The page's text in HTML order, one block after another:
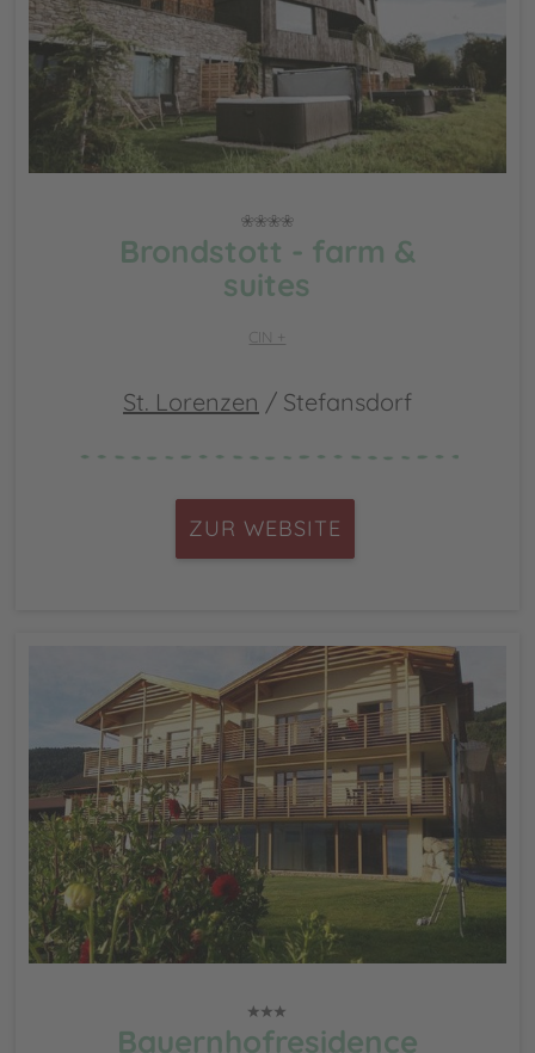
Brondstott - farm &
suites
CIN +
St. Lorenzen / Stefansdorf
ZUR WEBSITE
Bauernhofresidence